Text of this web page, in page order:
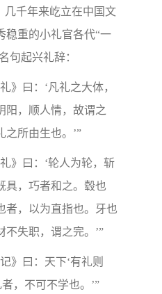
几千年来屹立在中国文
稳重的小礼官各代“一
句起兴礼辞：
》曰：‘凡礼之大体，
阳，顺人情，故谓之
之所由生也。’”
》曰：‘轮人为轮，斩
具，巧者和之。毂也
者，以为直指也。牙也
不失职，谓之完。’”
》曰：天下‘有礼则
，不可不学也。’”